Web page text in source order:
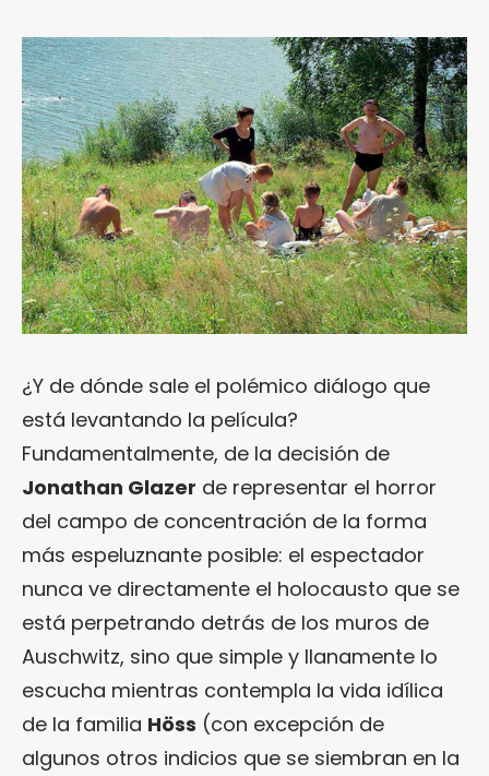
¿Y de dónde sale el polémico diálogo que
está levantando la película?
Fundamentalmente, de la decisión de
Jonathan Glazer de representar el horror
del campo de concentración de la forma
más espeluznante posible: el espectador
nunca ve directamente el holocausto que se
está perpetrando detrás de los muros de
Auschwitz, sino que simple y llanamente lo
escucha mientras contempla la vida idílica
de la familia Höss (con excepción de
algunos otros indicios que se siembran en la